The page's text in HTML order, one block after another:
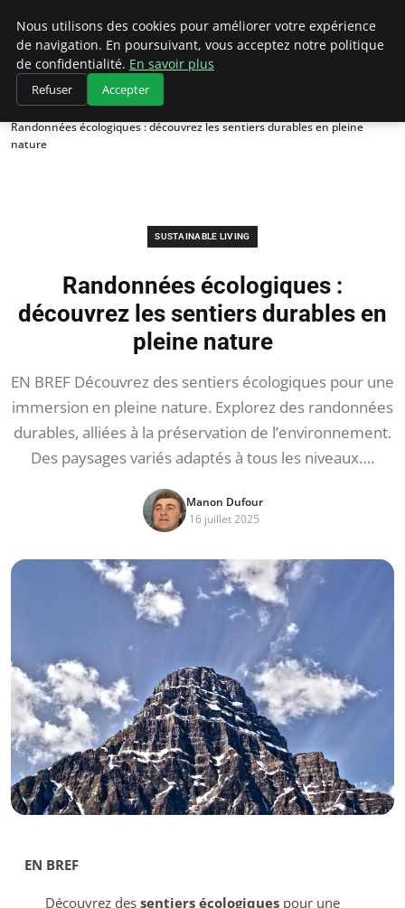
Climategatecountryclub.com
Accueil
Sustainable Living
Randonnées écologiques : découvrez les sentiers durables en pleine
nature
SUSTAINABLE LIVING
Randonnées écologiques :
découvrez les sentiers durables en
pleine nature
EN BREF Découvrez des sentiers écologiques pour une
immersion en pleine nature. Explorez des randonnées
durables, alliées à la préservation de l’environnement.
Des paysages variés adaptés à tous les niveaux….
Manon Dufour
16 juillet 2025
EN BREF
Découvrez des sentiers écologiquespour une
Nous utilisons des cookies pour améliorer votre expérience
de navigation. En poursuivant, vous acceptez notre politique
de confidentialité. En savoir plus
Refuser Accepter